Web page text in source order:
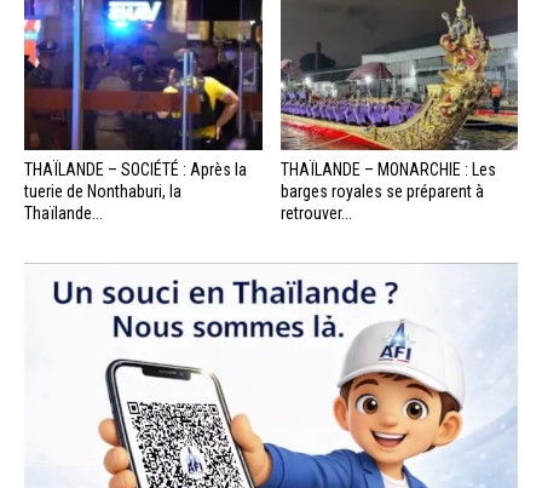
THAÏLANDE – SOCIÉTÉ : Après la
tuerie de Nonthaburi, la
Thaïlande...
THAÏLANDE – MONARCHIE : Les
barges royales se préparent à
retrouver...